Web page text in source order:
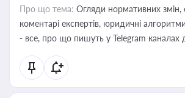
Про що тема: Огляди нормативних змін,
коментарі експертів, юридичні
- все, про що пишуть у Telegram каналах